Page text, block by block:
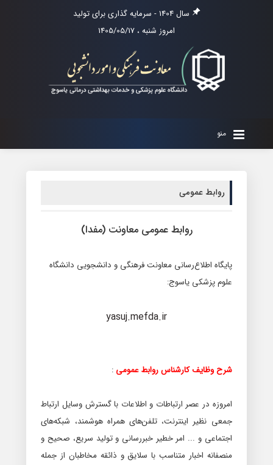
سال 1404 - سرمایه گذاری برای تولید
امروز شنبه ، 1405/05/17
منو
روابط عمومی
روابط عمومی معاونت (مفدا)
پایگاه اطلاع‌رسانی معاونت فرهنگی و دانشجویی دانشگاه
علوم پزشکی یاسوج:
yasuj.mefda.ir
شرح وظایف کارشناس روابط عمومی:
امروزه در عصر ارتباطات و اطلاعات با گسترش وسایل ارتباط
جمعی نظیر اینترنت، تلفن‌های همراه هوشمند، شبکه‌های
اجتماعی و ... امر خطیر خبررسانی و تولید سریع، صحیح و
منصفانه اخبار متناسب با سلایق و ذائقه مخاطبان از جمله